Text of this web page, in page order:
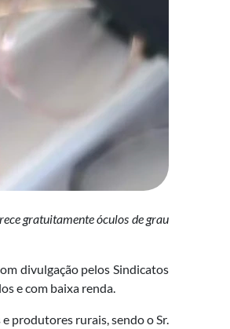
gratuitamente óculos de grau
divulgação pelos Sindicatos
e com baixa renda.
produtores rurais, sendo o Sr.